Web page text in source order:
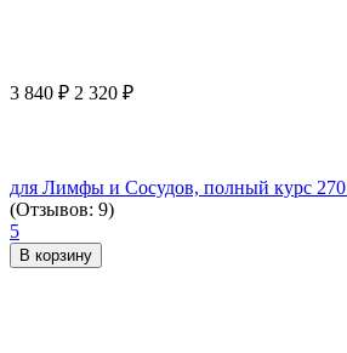
3 840 ₽ 2 320 ₽
для Лимфы и Сосудов, полный курс
(Отзывов: 9)
5
В корзину